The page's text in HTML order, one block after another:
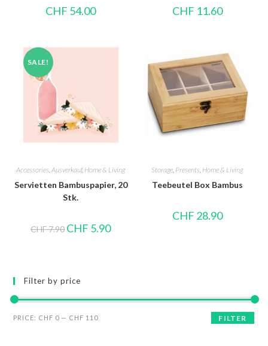
CHF 54.00 CHF 11.60
SALE!
Accessories,Ausverkauf, Home & Living
Servietten Bambuspapier, 20
Stk.
CHF7.90 CHF 5.90
Storage, Presents, Home & Living
Teebeutel Box Bambus
CHF 28.90
Filter by price
FILTER
PRICE: CHF 0 — CHF 110